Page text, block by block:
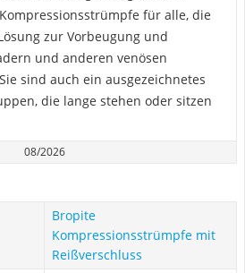
für alle, die
zur Vorbeugung und
und anderen venösen
sind auch ein ausgezeichnetes
die lange stehen oder sitzen
08/2026
Bropite
Kompressionsstrümpfe mit
Reißverschluss